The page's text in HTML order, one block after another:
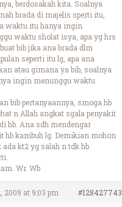
berdosakah kita. Soalnya
brada di majelis sperti itu,
waktu itu hanya ingin
waktu sholat isya, apa yg hrs
bib jika ana brada dlm
seperti itu lg, apa ana
atau gimana ya bib, soalnya
ingin menunggu waktu
bib pertanyaannya, smoga hb
n Allah angkat sgala penyakit
hb. Ana sdh mendengar
hb kambuh lg. Demikian mohon
ada kt2 yg salah n tdk hb
Wr. Wb
2009 at 9:03 pm #128427743